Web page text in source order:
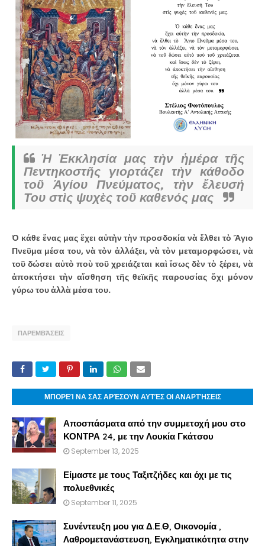
Ἡ Ἐκκλησία μας τὴν ἡμέρα τῆς
Πεντηκοστῆς γιορτάζει τὴν κάθοδο
τοῦ Ἁγίου Πνεύματος, τὴν ἔλευσή
Του στὶς ψυχὲς τοῦ καθενός μας
Ὁ κάθε ἕνας μας ἔχει αὐτὴν τὴν προσδοκία νὰ ἔλθει τὸ Ἂγιο
Πνεῦμα μέσα του, νὰ τὸν ἀλλάξει, νὰ τὸν μεταμορφώσει, νὰ
τοῦ δώσει αὐτὸ ποὺ τοῦ χρειάζεται καὶ ἴσως δὲν τὸ ξέρει, νὰ
ἀποκτήσει τὴν αἴσθηση τῆς θεϊκῆς παρουσίας ὄχι μόνον
γύρω του ἀλλὰ μέσα του.
ΠΑΡΕΜΒΆΣΕΙΣ
ΜΠΟΡΕΊ ΝΑ ΣΑΣ ΑΡΈΣΟΥΝ ΑΥΤΈΣ ΟΙ ΑΝΑΡΤΉΣΕΙΣ
Αποσπάσματα από την συμμετοχή μου στο
ΚΟΝΤΡΑ 24, με την Λουκία Γκάτσου
September 13, 2025
Είμαστε με τους Ταξιτζήδες και όχι με τις
πολυεθνικές
September 11, 2025
Συνέντευξη μου για Δ.Ε.Θ, Οικονομία ,
Λαθρομετανάστευση, Εγκληματικότητα στην